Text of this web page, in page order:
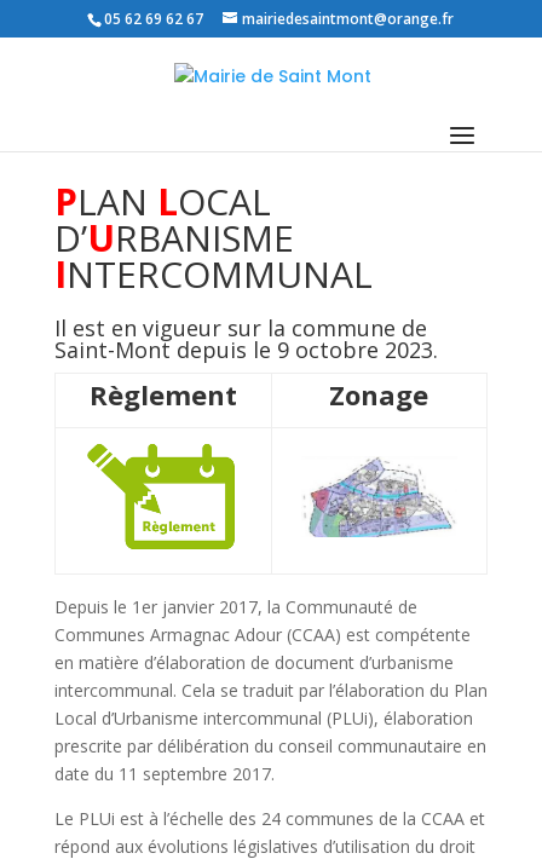
05 62 69 62 67 mairiedesaintmont@orange.fr
PLAN LOCAL
D’URBANISME
INTERCOMMUNAL
Il est en vigueur sur la commune de
Saint-Mont depuis le 9 octobre 2023.
Règlement Zonage
Depuis le 1er janvier 2017, la Communauté de
Communes Armagnac Adour (CCAA) est compétente
en matière d’élaboration de document d’urbanisme
intercommunal. Cela se traduit par l’élaboration du Plan
Local d’Urbanisme intercommunal (PLUi), élaboration
prescrite par délibération du conseil communautaire en
date du 11 septembre 2017.
Le PLUi est à l’échelle des 24 communes de la CCAA et
répond aux évolutions législatives d’utilisation du droit